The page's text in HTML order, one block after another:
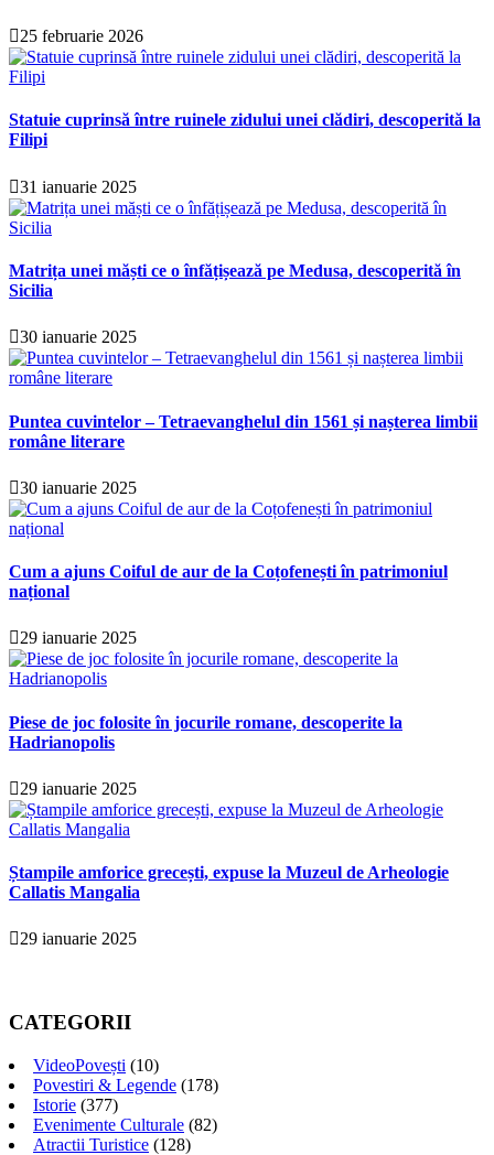
25 februarie 2026
Statuie cuprinsă între ruinele zidului unei clădiri, descoperită la
Filipi
31 ianuarie 2025
Matrița unei măști ce o înfățișează pe Medusa, descoperită în
Sicilia
30 ianuarie 2025
Puntea cuvintelor – Tetraevanghelul din 1561 și nașterea limbii
române literare
30 ianuarie 2025
Cum a ajuns Coiful de aur de la Coțofenești în patrimoniul
național
29 ianuarie 2025
Piese de joc folosite în jocurile romane, descoperite la
Hadrianopolis
29 ianuarie 2025
Ștampile amforice grecești, expuse la Muzeul de Arheologie
Callatis Mangalia
29 ianuarie 2025
CATEGORII
VideoPovești (10)
Povestiri & Legende (178)
Istorie (377)
Evenimente Culturale (82)
Atractii Turistice (128)